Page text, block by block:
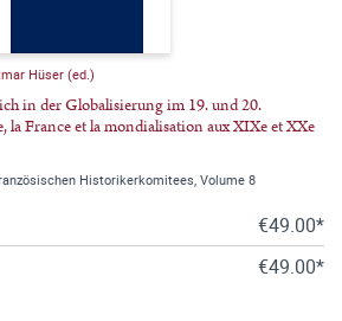
Hüser (ed.)
in der Globalisierung im 19. und 20.
la France et la mondialisation aux XIXe et XXe
Historikerkomitees, Volume 8
€49.00*
€49.00*